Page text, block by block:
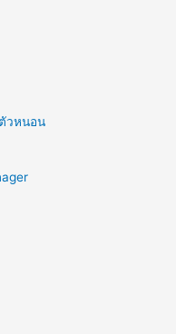
วหนอน